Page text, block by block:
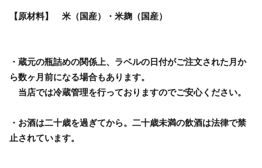
【原材料】 米（国産）・米麹（国産）
・蔵元の瓶詰めの関係上、ラベルの日付がご注文された月か
ら数ヶ月前になる場合もあります。
当店では冷蔵管理を行っておりますのでご安心ください。
・お酒は二十歳を過ぎてから。二十歳未満の飲酒は法律で禁
止されています。